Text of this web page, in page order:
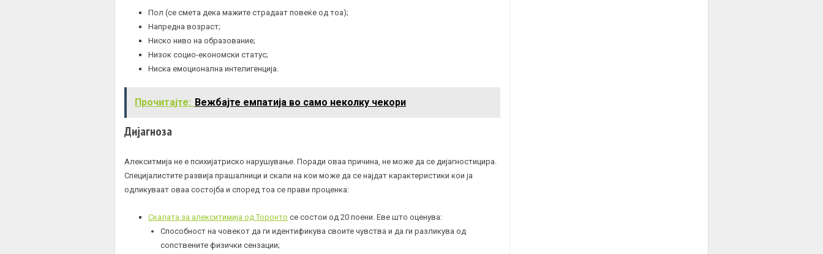
Пол (се смета дека мажите страдаат повеќе од тоа);
Напредна возраст;
Ниско ниво на образование;
Низок социо-економски статус;
Ниска емоционална интелигенција.
Прочитајте: Вежбајте емпатија во само неколку чекори
Дијагноза
Алекситмија не е психијатриско нарушување. Поради оваа причина, не може да се дијагностицира.
Специјалистите развија прашалници и скали на кои може да се најдат карактеристики кои ја
одликуваат оваа состојба и според тоа се прави проценка:
Скалата за алекситимија од Торонто се состои од 20 поени. Еве што оценува:
Способност на човекот да ги идентификува своите чувства и да ги разликува од
сопствените физички сензации;